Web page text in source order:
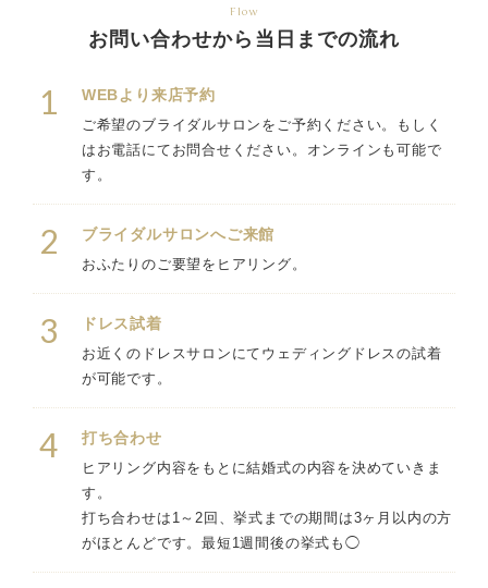
が想像していたよりはるか
いいかと思っていた私たち
が、立派な式を挙げること
ができ、家族にもとても喜
んでもらい、本当に良い思
い出になりました。スタッ
フの皆様に心から感謝して
おります。
Flow
お問い合わせから当日までの流れ
1 WEBより来店予約
ご希望のブライダルサロンをご予約ください。もしく
はお電話にてお問合せください。オンラインも可能で
す。
2 ブライダルサロンへご来館
おふたりのご要望をヒアリング。
3 ドレス試着
お近くのドレスサロンにてウェディングドレスの試着
が可能です。
4 打ち合わせ
ヒアリング内容をもとに結婚式の内容を決めていきま
す。
打ち合わせは1～2回、挙式までの期間は3ヶ月以内の方
がほとんどです。最短1週間後の挙式も◯